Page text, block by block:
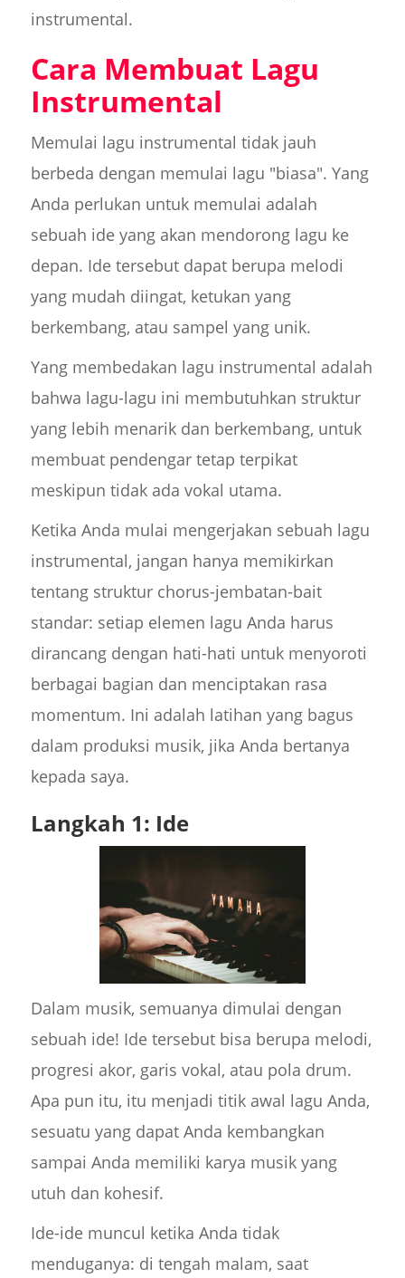
instrumental.
Cara Membuat Lagu
Instrumental
Memulai lagu instrumental tidak jauh
berbeda dengan memulai lagu "biasa". Yang
Anda perlukan untuk memulai adalah
sebuah ide yang akan mendorong lagu ke
depan. Ide tersebut dapat berupa melodi
yang mudah diingat, ketukan yang
berkembang, atau sampel yang unik.
Yang membedakan lagu instrumental adalah
bahwa lagu-lagu ini membutuhkan struktur
yang lebih menarik dan berkembang, untuk
membuat pendengar tetap terpikat
meskipun tidak ada vokal utama.
Ketika Anda mulai mengerjakan sebuah lagu
instrumental, jangan hanya memikirkan
tentang struktur chorus-jembatan-bait
standar: setiap elemen lagu Anda harus
dirancang dengan hati-hati untuk menyoroti
berbagai bagian dan menciptakan rasa
momentum. Ini adalah latihan yang bagus
dalam produksi musik, jika Anda bertanya
kepada saya.
Langkah 1: Ide
Dalam musik, semuanya dimulai dengan
sebuah ide! Ide tersebut bisa berupa melodi,
progresi akor, garis vokal, atau pola drum.
Apa pun itu, itu menjadi titik awal lagu Anda,
sesuatu yang dapat Anda kembangkan
sampai Anda memiliki karya musik yang
utuh dan kohesif.
Ide-ide muncul ketika Anda tidak
menduganya: di tengah malam, saat